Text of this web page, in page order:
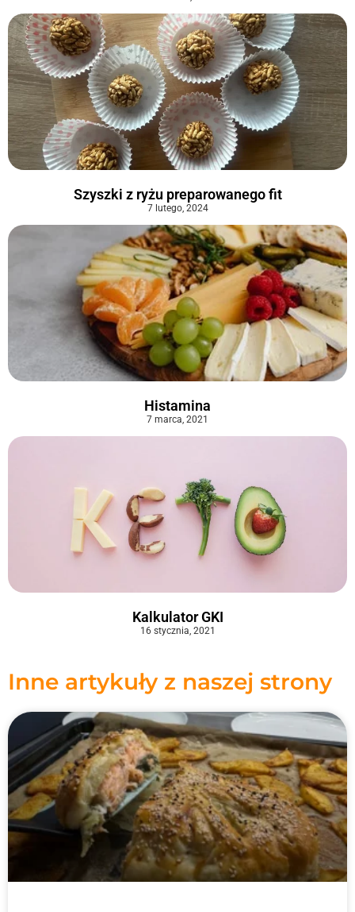
Szyszki z ryżu preparowanego fit
7 lutego, 2024
Histamina
7 marca, 2021
Kalkulator GKI
16 stycznia, 2021
Inne artykuły z naszej strony